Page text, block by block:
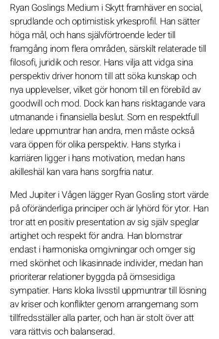
Ryan Goslings Medium i Skytt framhäver en social,
sprudlande och optimistisk yrkesprofil. Han sätter
höga mål, och hans självförtroende leder till
framgång inom flera områden, särskilt relaterade till
filosofi, juridik och resor. Hans vilja att vidga sina
perspektiv driver honom till att söka kunskap och
nya upplevelser, vilket gör honom till en förebild av
goodwill och mod. Dock kan hans risktagande vara
utmanande i finansiella beslut. Som en respektfull
ledare uppmuntrar han andra, men måste också
vara öppen för olika perspektiv. Hans styrka i
karriären ligger i hans motivation, medan hans
akilleshäl kan vara hans sorgfria natur.
Med Jupiter i Vågen lägger Ryan Gosling stort värde
på oföränderliga principer och är lyhörd för ytor. Han
tror att en positiv presentation av sig själv speglar
artighet och respekt för andra. Han blomstrar
endast i harmoniska omgivningar och omger sig
med skönhet och likasinnade individer, medan han
prioriterar relationer byggda på ömsesidiga
sympatier. Hans kloka livsstil uppmuntrar till lösning
av kriser och konflikter genom arrangemang som
tillfredsställer alla parter, och han är stolt över att
vara rättvis och balanserad.